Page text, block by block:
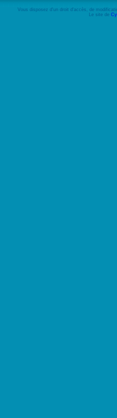
Vous disposez d'un droit d'accès, de
Le site de